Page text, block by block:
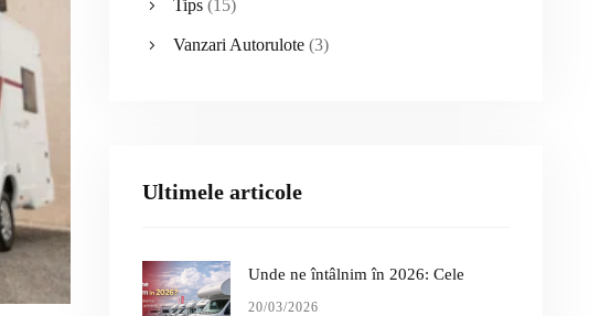
Tips(15)
Vanzari Autorulote(3)
Ultimele articole
Unde ne întâlnim în 2026: Cele
20/03/2026